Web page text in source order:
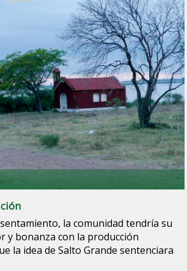
la comunidad tendría su
y bonanza con la producción
la idea de Salto Grande sentenciara